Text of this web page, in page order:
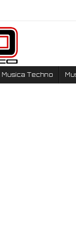
Musica Techno